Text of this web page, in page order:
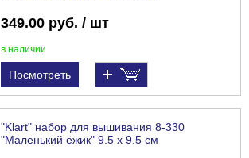
349.00 руб. / шт
в наличии
Посмотреть
"Klart" набор для вышивания 8-330
"Маленький ёжик" 9.5 х 9.5 см